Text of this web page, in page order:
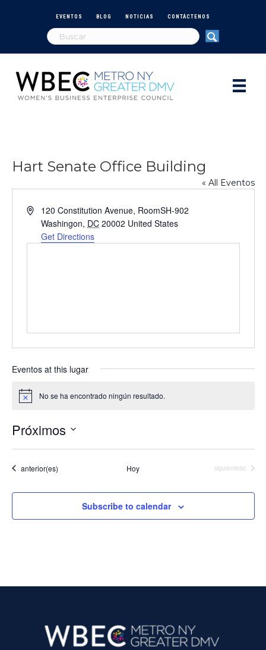
EVENTOS BLOG NOTICIAS CONTÁCTENOS
Hart Senate Office Building
« All Eventos
A
120 Constitution Avenue, RoomSH-902
Washingon, DC 20002 United States
Get Directions
Eventos at this lugar
N
i
c
e
No se ha encontrado ningún resultado.
Próximos
l
c
i
e
Eventos
anterior(es) Hoy Eventos
siguiente(s)
Subscribe to calendar